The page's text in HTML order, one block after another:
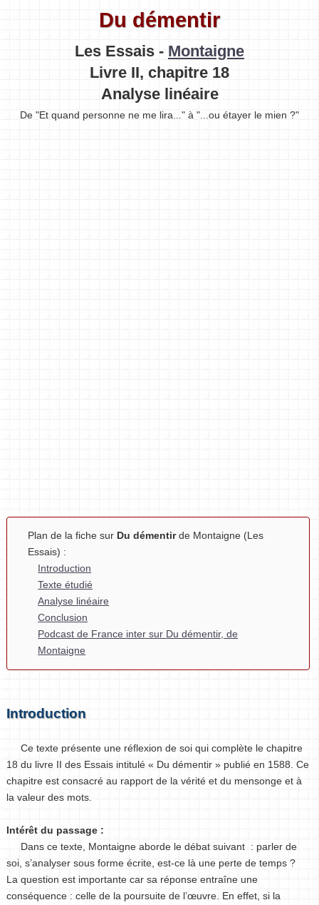
Du démentir
Les Essais - Montaigne
Livre II, chapitre 18
Analyse linéaire
De "Et quand personne ne me lira..." à "...ou étayer le mien ?"
Plan de la fiche sur Du démentirde Montaigne (Les
Essais) :
Introduction
Texte étudié
Analyse linéaire
Conclusion
Podcast de France inter sur Du démentir, de
Montaigne
Introduction
Ce texte présente une réflexion de soi qui complète le chapitre
18 du livre II des Essais intitulé « Du démentir » publié en 1588. Ce
chapitre est consacré au rapport de la vérité et du mensonge et à
la valeur des mots.
Intérêt du passage :
Dans ce texte, Montaigne aborde le débat suivant : parler de
soi, s’analyser sous forme écrite, est-ce là une perte de temps ?
La question est importante car sa réponse entraîne une
conséquence : celle de la poursuite de l’œuvre. En effet, si la